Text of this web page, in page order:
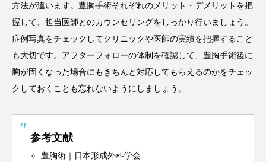
方法が違います。豊胸手術それぞれのメリット・デメリットを把
握して、担当医師とのカウンセリングをしっかり行いましょう。
症例写真をチェックしてクリニックや医師の実績を把握すること
も大切です。アフターフォローの体制を確認して、豊胸手術後に
胸が固くなった場合にもきちんと対応してもらえるのかをチェッ
クしておくことも忘れないようにしましょう。
参考文献
豊胸術｜日本形成外科学会